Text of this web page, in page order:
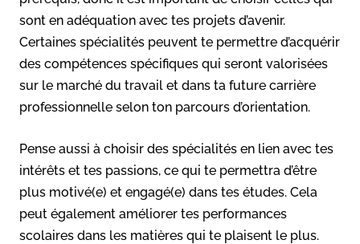
sont en adéquation avec tes projets d’avenir.
Certaines spécialités peuvent te permettre d’acquérir
des compétences spécifiques qui seront valorisées
sur le marché du travail et dans ta future carrière
professionnelle selon ton parcours d’orientation.
Pense aussi à choisir des spécialités en lien avec tes
intérêts et tes passions, ce qui te permettra d’être
plus motivé(e) et engagé(e) dans tes études. Cela
peut également améliorer tes performances
scolaires dans les matières qui te plaisent le plus.